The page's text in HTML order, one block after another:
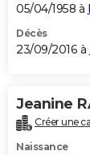
05/04/1958 à
Décès
23/09/2016 à
Jeanine
Créer une
Naissance